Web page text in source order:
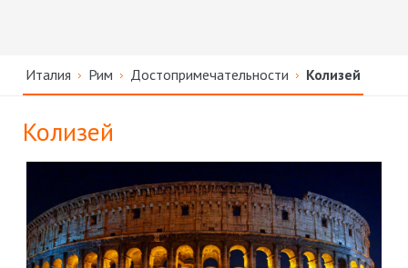
Италия Рим Достопримечательности Колизей
Колизей